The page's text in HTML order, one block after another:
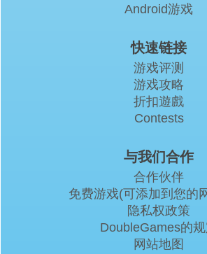
Android游戏
快速链接
游戏评测
游戏攻略
折扣遊戲
Contests
与我们合作
合作伙伴
免费游戏(可添加到您的
隐私权政策
DoubleGames的规
网站地图